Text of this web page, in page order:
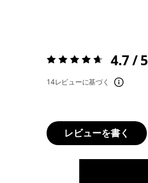
評価:4.7 / 5 4.7 / 5
14レビューに基づく
レビューを書く